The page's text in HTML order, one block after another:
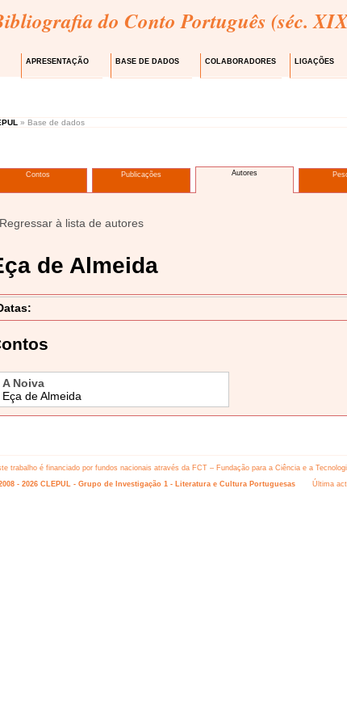
do Conto Português (séc.
APRESENTAÇÃO BASE DE DADOS COLABORADORES LIGAÇÕES
» Base de dados
Contos Publicações Autores
à lista de autores
de Almeida
A Noiva
Eça de Almeida
trabalho é financiado por fundos nacionais através da FCT – Fundação para a Ciência e a
- 2026 CLEPUL - Grupo de Investigação 1 - Literatura e Cultura Portuguesas
Última